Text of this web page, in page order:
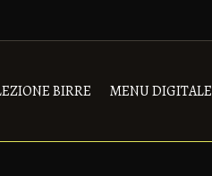
BIRRE MENU DIGITALE